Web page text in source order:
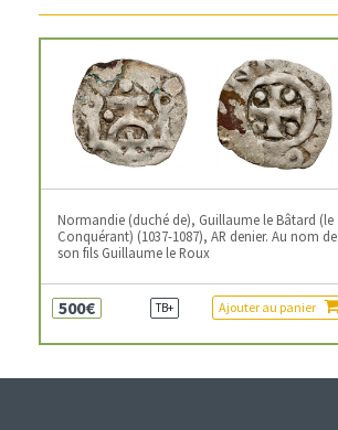
Normandie (duché de), Guillaume le Bâtard (le
Conquérant) (1037-1087), AR denier. Au nom de
son fils Guillaume le Roux
500€ TB+ Ajouter au panier